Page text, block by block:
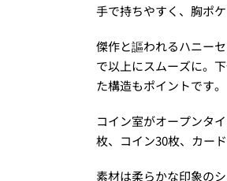
手で持ちやすく、胸ポ
傑作と謳われるハニー
で以上にスムーズに。
た構造もポイントです。
コイン室がオープンタ
枚、コイン30枚、カー
素材は柔らかな印象の